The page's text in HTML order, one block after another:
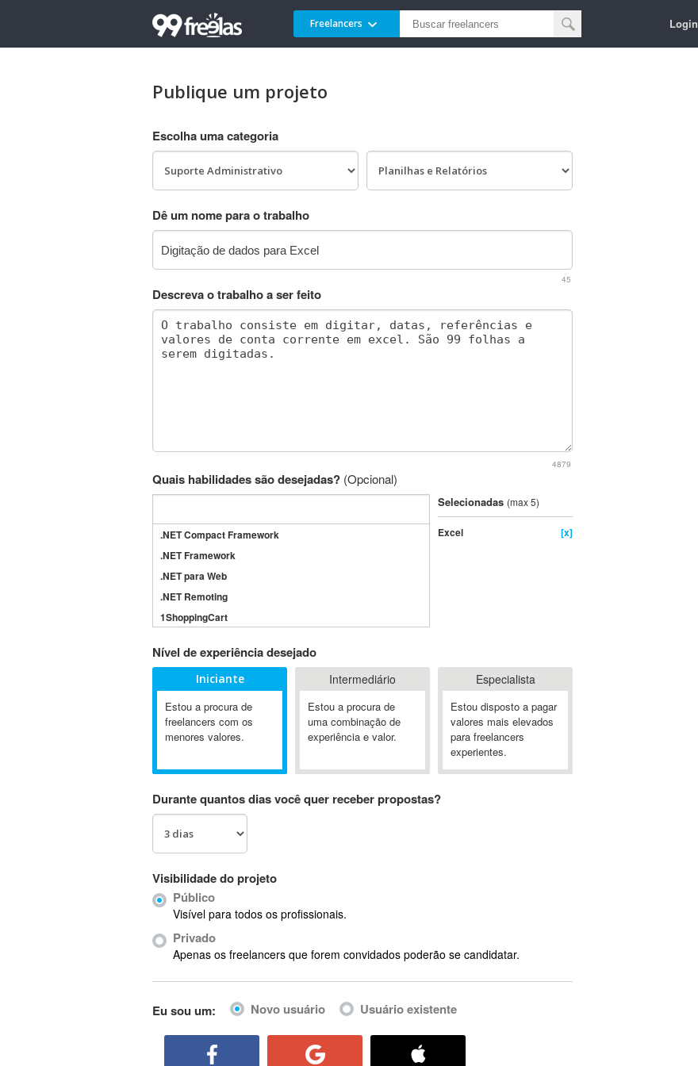
Freelancers Login
Publique um projeto
Escolha uma categoria
Dê um nome para o trabalho
45
Descreva o trabalho a ser feito
4879
Quais habilidades são desejadas? (Opcional)
.NET Compact Framework
.NET Framework
.NET para Web
.NET Remoting
1ShoppingCart
3GSM
4D Dimension
802.11
A&P
A-GPS
Ab Initio
ABIS
AbleCommerce
Ableton Live
Abstract Window Toolkit (AWT)
Selecionadas (max 5)
Excel [x]
Nível de experiência desejado
Iniciante
Estou a procura de
freelancers com os
menores valores.
Intermediário
Estou a procura de
uma combinação de
experiência e valor.
Especialista
Estou disposto a pagar
valores mais elevados
para freelancers
experientes.
Durante quantos dias você quer receber propostas?
Visibilidade do projeto
Público
Visível para todos os profissionais.
Privado
Apenas os freelancers que forem convidados poderão se candidatar.
Eu sou um: Novo usuário Usuário existente